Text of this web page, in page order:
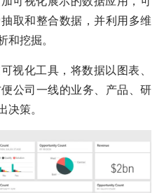
取和整合数据，并利用多维
和挖掘。
视化工具，将数据以图表、
公司一线的业务、产品、研
决策。